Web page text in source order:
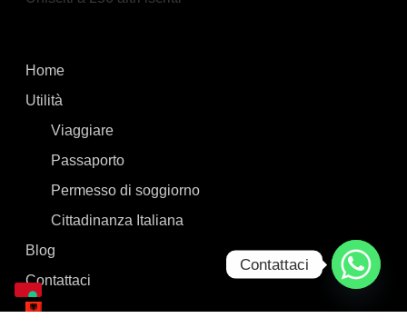
Home
Utilità
Viaggiare
Passaporto
Permesso di soggiorno
Cittadinanza Italiana
Blog
Contattaci
Contattaci